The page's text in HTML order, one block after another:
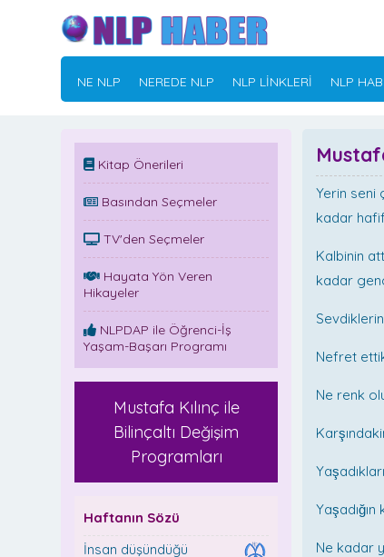
NE NLP NEREDE NLP NLP LİNKLERİ NLP
Kitap Önerileri
Basından Seçmeler
TV'den Seçmeler
Hayata Yön Veren
Hikayeler
NLPDAP ile Öğrenci-İş
Yaşam-Başarı Programı
Mustafa Kılınç ile
Bilinçaltı Değişim
Programları
Haftanın Sözü
İnsan düşündüğü
Yerin seni
kadar
Kalbinin
kadar
Nefret
Ne renk
Ne kadar